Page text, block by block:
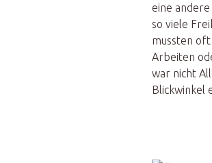
eine
so viele
mussten
Arbeiten
war nicht
Blickwinkel